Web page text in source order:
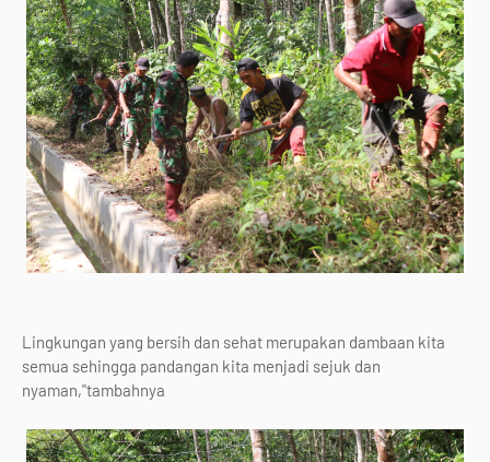
Lingkungan yang bersih dan sehat merupakan dambaan kita
semua sehingga pandangan kita menjadi sejuk dan
nyaman,"tambahnya